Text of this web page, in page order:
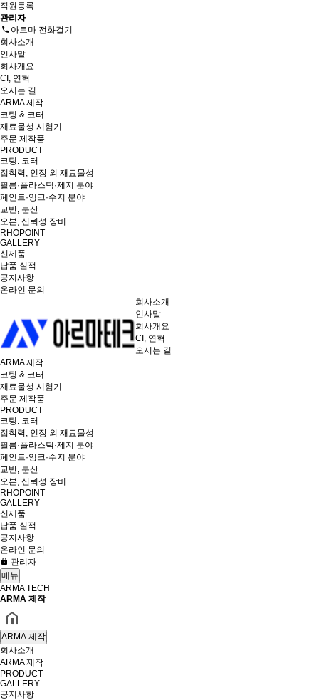
직원등록
관리자
아르마 전화걸기
회사소개
인사말
회사개요
CI, 연혁
오시는 길
ARMA 제작
코팅 & 코터
재료물성 시험기
주문 제작품
PRODUCT
코팅. 코터
접착력, 인장 외 재료물성
필름·플라스틱·제지 분야
페인트·잉크·수지 분야
교반, 분산
오븐, 신뢰성 장비
RHOPOINT
GALLERY
신제품
납품 실적
공지사항
온라인 문의
회사소개
인사말
회사개요
CI, 연혁
오시는 길
ARMA 제작
코팅 & 코터
재료물성 시험기
주문 제작품
PRODUCT
코팅. 코터
접착력, 인장 외 재료물성
필름·플라스틱·제지 분야
페인트·잉크·수지 분야
교반, 분산
오븐, 신뢰성 장비
RHOPOINT
GALLERY
신제품
납품 실적
공지사항
온라인 문의
관리자
메뉴
ARMA TECH
ARMA 제작
ARMA 제작
회사소개
ARMA 제작
PRODUCT
GALLERY
공지사항